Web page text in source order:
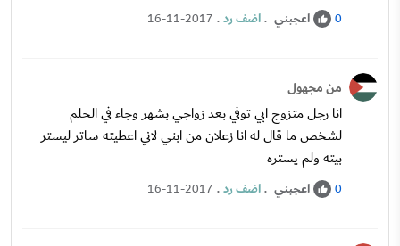
0 اعجبني .اضف رد.
16-11-2017
من مجهول
انا رجل متزوج ابي توفي بعد زواجي بشهر وجاء في الحلم
لشخص ما قال له انا زعلان من ابني لاني اعطيته ساتر ليستر
بيته ولم يستره
0 اعجبني .اضف رد.
16-11-2017